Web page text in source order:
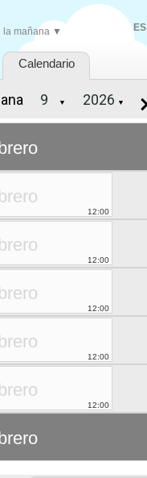
ES
la mañana ▼
Calendario
▼ ▼
12:00
12:00
12:00
12:00
12:00